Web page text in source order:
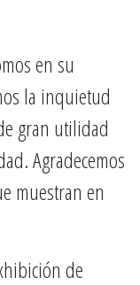
en su
la inquietud
gran utilidad
Agradecemos
muestran en
de